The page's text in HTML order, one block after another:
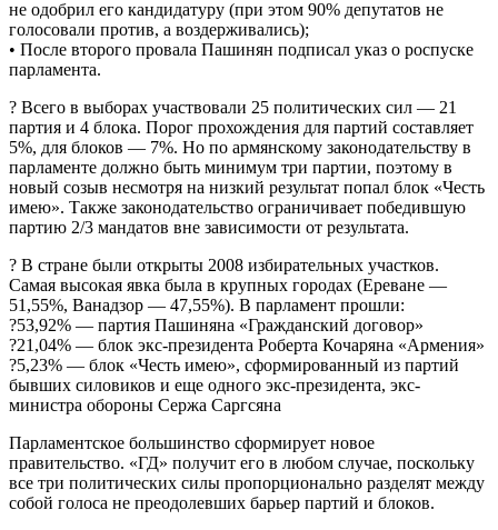
не одобрил его кандидатуру (при этом 90% депутатов не
голосовали против, а воздерживались);
• После второго провала Пашинян подписал указ о роспуске
парламента.
? Всего в выборах участвовали 25 политических сил — 21
партия и 4 блока. Порог прохождения для партий составляет
5%, для блоков — 7%. Но по армянскому законодательству в
парламенте должно быть минимум три партии, поэтому в
новый созыв несмотря на низкий результат попал блок «Честь
имею». Также законодательство ограничивает победившую
партию 2/3 мандатов вне зависимости от результата.
? В стране были открыты 2008 избирательных участков.
Самая высокая явка была в крупных городах (Ереване —
51,55%, Ванадзор — 47,55%). В парламент прошли:
?53,92% — партия Пашиняна «Гражданский договор»
?21,04% — блок экс-президента Роберта Кочаряна «Армения»
?5,23% — блок «Честь имею», сформированный из партий
бывших силовиков и еще одного экс-президента, экс-
министра обороны Сержа Саргсяна
Парламентское большинство сформирует новое
правительство. «ГД» получит его в любом случае, поскольку
все три политических силы пропорционально разделят между
собой голоса не преодолевших барьер партий и блоков.